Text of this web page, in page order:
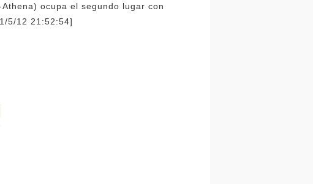
ocupa el segundo lugar con
5/12 21:52:54]